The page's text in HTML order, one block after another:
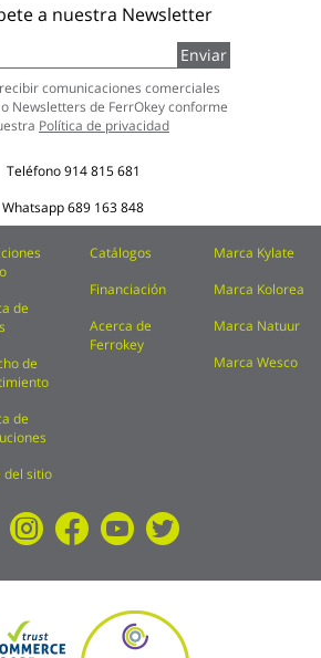
a nuestra Newsletter
Enviar
comunicaciones comerciales
Newsletters de FerrOkey conforme
Política de privacidad
Teléfono914 815 681
Whatsapp689 163 848
de
de
de
del sitio
Catálogos
Financiación
Acerca de
Ferrokey
Marca Kylate
Marca Kolorea
Marca Natuur
Marca Wesco